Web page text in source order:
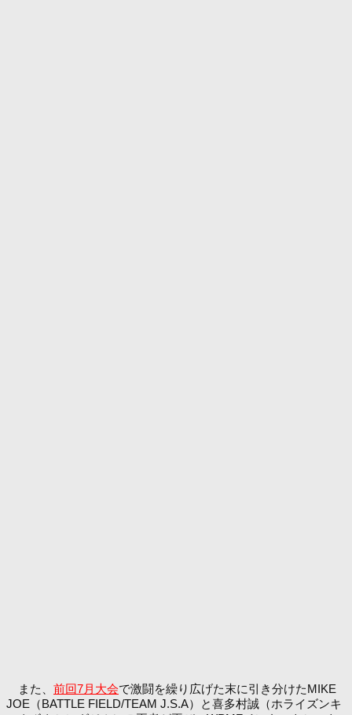
また、 前回7月大会で激闘を繰り広げた末に引き分けたMIKE
JOE（BATTLE FIELD/TEAM J.S.A）と喜多村誠（ホライズンキ